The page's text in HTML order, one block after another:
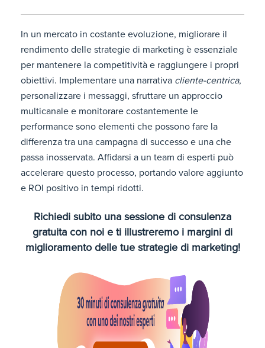
In un mercato in costante evoluzione, migliorare il
rendimento delle strategie di marketing è essenziale
per mantenere la competitività e raggiungere i propri
obiettivi. Implementare una narrativa cliente-centrica,
personalizzare i messaggi, sfruttare un approccio
multicanale e monitorare costantemente le
performance sono elementi che possono fare la
differenza tra una campagna di successo e una che
passa inosservata. Affidarsi a un team di esperti può
accelerare questo processo, portando valore aggiunto
e ROI positivo in tempi ridotti.
Richiedi subito una sessione di consulenza
gratuita con noi e ti illustreremo i margini di
miglioramento delle tue strategie di marketing!